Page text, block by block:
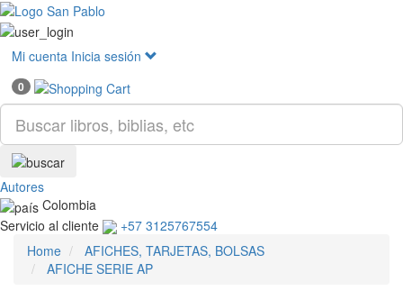
Mi cuenta Inicia sesión
0
Autores
Colombia
Servicio al cliente
+57 3125767554
Home
AFICHES, TARJETAS, BOLSAS
AFICHE SERIE AP